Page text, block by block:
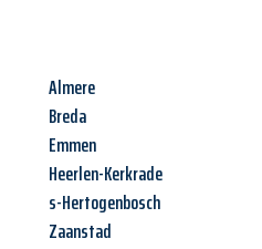
Almere
Breda
Emmen
Heerlen-Kerkrade
s-Hertogenbosch
Zaanstad